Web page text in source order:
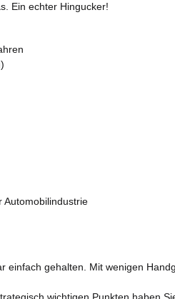
Ein echter Hingucker!
einfach gehalten. Mit wenigen